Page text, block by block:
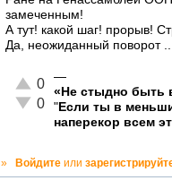
замеченным!
А тут! какой шаг! прорыв!
Да, неожиданный поворот ..
Отлично!
0
Неадекватно!
0
—
«Не стыдно быть
" Если ты в
наперекор всем
» Войдите или